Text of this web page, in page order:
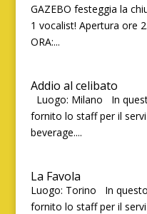
GAZEBO festeggia la
1 vocalist! Apertura ore
ORA:...
Addio al celibato
Luogo: Milano In
fornito lo staff per il
beverage....
La Favola
Luogo: Torino In
fornito lo staff per il